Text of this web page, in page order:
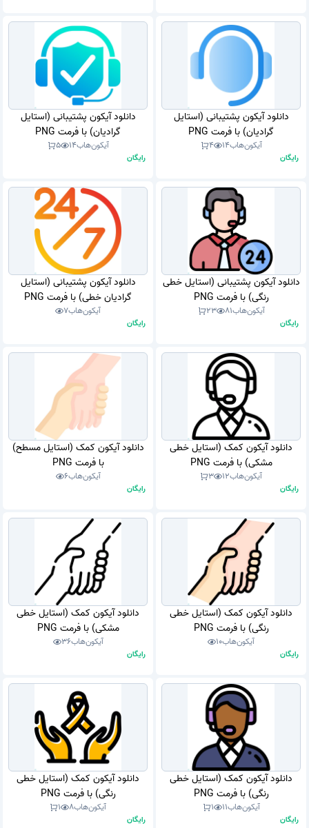
دانلود آیکون پشتیبانی (استایل
گرادیان) با فرمت PNG
آیکون‌هاب14
4
رایگان
دانلود آیکون پشتیبانی (استایل
گرادیان) با فرمت PNG
آیکون‌هاب14
5
رایگان
دانلود آیکون پشتیبانی (استایل خطی
رنگی) با فرمت PNG
آیکون‌هاب81
23
رایگان
دانلود آیکون پشتیبانی (استایل
گرادیان خطی) با فرمت PNG
آیکون‌هاب7
رایگان
دانلود آیکون کمک (استایل خطی
مشکی) با فرمت PNG
آیکون‌هاب12
3
رایگان
دانلود آیکون کمک (استایل مسطح)
با فرمت PNG
آیکون‌هاب6
رایگان
دانلود آیکون کمک (استایل خطی
رنگی) با فرمت PNG
آیکون‌هاب10
رایگان
دانلود آیکون کمک (استایل خطی
مشکی) با فرمت PNG
آیکون‌هاب36
رایگان
دانلود آیکون کمک (استایل خطی
رنگی) با فرمت PNG
آیکون‌هاب11
1
رایگان
دانلود آیکون کمک (استایل خطی
رنگی) با فرمت PNG
آیکون‌هاب8
1
رایگان